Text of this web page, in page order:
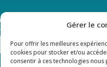
Gérer le
Pour offrir les meilleures
cookies pour stocker et/ou
consentir à ces technologies